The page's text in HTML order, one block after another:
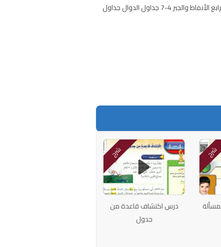
شرح درس جداول الدوال جداول الضرب والقسمة مادة الرياضيات رابع ابتدائي الفصل الدراسي الاول شرح الدرس السابع من الفصل الرابع الأنماط والجبر 4-7 جداول الدوال جداول
شرح شرح
درس اكتشاف قاعدة من
جدول